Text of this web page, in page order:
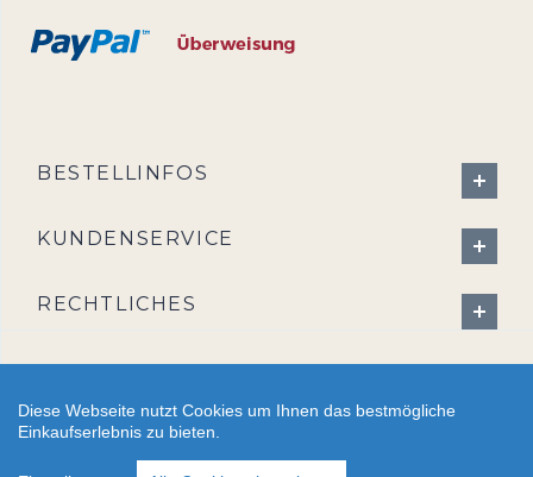
BESTELLINFOS
KUNDENSERVICE
RECHTLICHES
2026 - CreativBad-Shop.de
Diese Webseite nutzt Cookies um Ihnen das bestmögliche
Einkaufserlebnis zu bieten.